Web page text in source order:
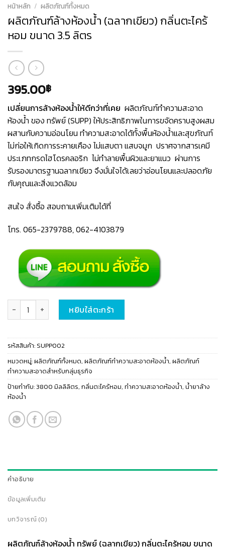
หน้าหลัก / ผลิตภัณฑ์ทั้งหมด
ผลิตภัณฑ์ล้างห้องน้ำ (ฉลากเขียว) กลิ่นตะไคร้
หอม ขนาด 3.5 ลิตร
395.00฿
เปลี่ยนการล้างห้องน้ำให้ดีกว่าที่เคย ผลิตภัณฑ์ทำความสะอาด
ห้องน้ำ ของ ทรัพย์ (SUPP) ให้ประสิทธิภาพในการขจัดคราบสูงผสม
ผสานกับความอ่อนโยน ทำความสะอาดได้ทั้งพื้นห้องน้ำและสุขภัณฑ์
ไม่ก่อให้เกิดการระคายเคือง ไม่แสบตา แสบจมูก ปราศจากสารเคมี
ประเภทกรดไฮโดรคลอริก ไม่ทำลายพื้นผิวและยาแนว ผ่านการ
รับรองมาตรฐานฉลากเขียว จึงมั่นใจได้เลยว่าอ่อนโยนและปลอดภัย
กับคุณและสิ่งแวดล้อม
สนใจ สั่งซื้อ สอบถามเพิ่มเติมได้ที่
โทร. 065-2379788,062-4103879
จำนวน ผลิตภัณฑ์ล้างห้องน้ำ (ฉลากเขียว) กลิ่นตะไคร้หอม ขนาด 3.5 ลิตร ชิ้น
หยิบใส่ตะกร้า
รหัสสินค้า: SUPP002
หมวดหมู่:ผลิตภัณฑ์ทั้งหมด, ผลิตภัณฑ์ทำความสะอาดห้องน้ำ, ผลิตภัณท์
ทำความสะอาดสำหรับกลุ่มธุรกิจ
ป้ายกำกับ:3800 มิลลิลิตร, กลิ่นตะไคร้หอม, ทำความสะอาดห้องน้ำ, น้ำยาล้าง
ห้องน้ำ
คำอธิบาย
ข้อมูลเพิ่มเติม
บทวิจารณ์ (0)
ผลิตภัณฑ์ล้างห้องน้ำ ทรัพย์ (ฉลากเขียว) กลิ่นตะไคร้หอม ขนาด